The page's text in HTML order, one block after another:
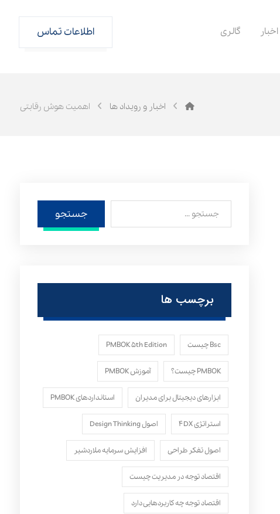
گالری اطلاعات تماس
اخبار و رویداد ها اهمیت هوش رقابتی
جستجو
برچسب ها
Bsc چیست PMBOK ۵th Edition
PMBOK چیست؟ آموزش PMBOK
ابزارهای دیجیتال برای مدیران استانداردهای PMBOK
استراتژی ۴DX اصول Design Thinking
اصول تفکر طراحی افزایش سرمایه ملاردشیر
اقتصاد توجه در مدیریت چیست
اقتصاد توجه چه کاربردهایی دارد